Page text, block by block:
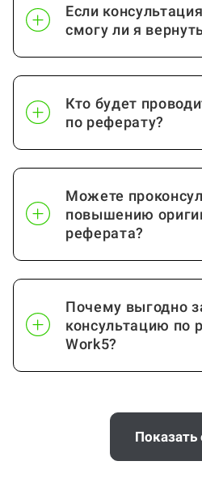
Оценка стоимости
Аудит
Бухгалтерский учет
Если
смогу ли я
Кто будет
по реферату?
Можете
повышению
реферата?
Почему выгодно
консультацию по
Work5?
Сколько стоит
заказ
реферата)?